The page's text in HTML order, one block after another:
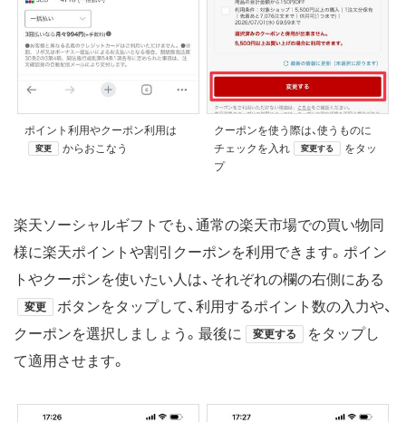
ポイント利用やクーポン利用は
変更 からおこなう
クーポンを使う際は、使うものに
チェックを入れ
変更する
をタッ
プ
楽天ソーシャルギフトでも、通常の楽天市場での買い物同
様に楽天ポイントや割引クーポンを利用できます。ポイン
トやクーポンを使いたい人は、それぞれの欄の右側にある
変更
ボタンをタップして、利用するポイント数の入力や、
クーポンを選択しましょう。最後に
変更する
をタップし
て適用させます。